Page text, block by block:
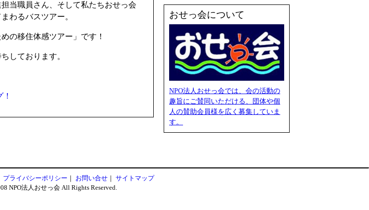
当職員さん、そして私たちおせっ会
わるバスツアー。
の移住体感ツアー」です！
しております。
おせっ会について
NPO法人おせっ会では、会の活動の
趣旨にご賛同いただける、団体や個
人の賛助会員様を広く募集していま
す。
プライバシーポリシー お問い合せ
サイトマップ
NPO法人おせっ会 All Rights Reserved.